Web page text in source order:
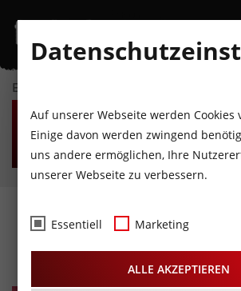
EVENTKALENDER
SO
9
AUGUST
MO
10
AUGUST
DI
11
AUGUST
MI
CD-Review:
Auf unserer Webseite werden Cookies
Einige davon werden zwingend
uns andere ermöglichen, Ihre
unserer Webseite zu verbessern.
Essentiell Marketing
ALLE AKZEPTIEREN